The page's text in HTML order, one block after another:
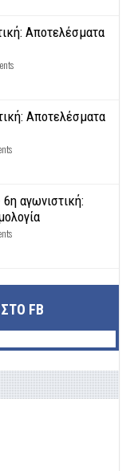
Αποτελέσματα
Αποτελέσματα
αγωνιστική:
FB